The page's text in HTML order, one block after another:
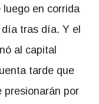
luego en corrida
tras día. Y el
al capital
tarde que
presionarán por